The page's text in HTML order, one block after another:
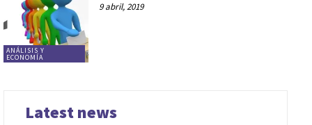
ANÁLISIS Y
ECONOMÍA
9 abril, 2019
Latest news